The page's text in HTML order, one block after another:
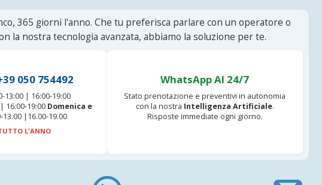
365 giorni l'anno. Che tu preferisca parlare con un operatore o
la nostra tecnologia avanzata, abbiamo la soluzione per te.
050 754492
13:00 | 16:00-19:00
16:00-19:00 Domenica e
13.00 |16.00-19.00
L'ANNO
WhatsApp AI 24/7
Stato prenotazione e preventivi in autonomia
con la nostra Intelligenza Artificiale.
Risposte immediate ogni giorno.